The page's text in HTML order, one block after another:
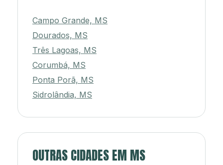
Campo Grande, MS
Dourados, MS
Três Lagoas, MS
Corumbá, MS
Ponta Porã, MS
Sidrolândia, MS
OUTRAS CIDADES EM MS